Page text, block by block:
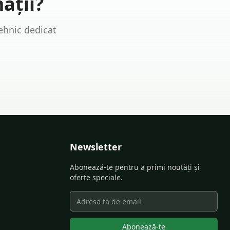
dedicat
Newsletter
Abonează-te pentru a primi noutăți și
oferte speciale.
Abonează-te